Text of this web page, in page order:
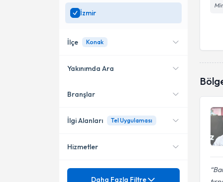
İzmir
İlçe Konak
Karşıyaka
Konak
Yakınımda Ara
Konumuma yakın uzmanları
Branşlar
Podoloji
İlgi Alanları Tel Uygulaması
3TO Tırnak Teli Uygulaması
Hizmetler
Mezuniyet
Daha Fazla Filtre